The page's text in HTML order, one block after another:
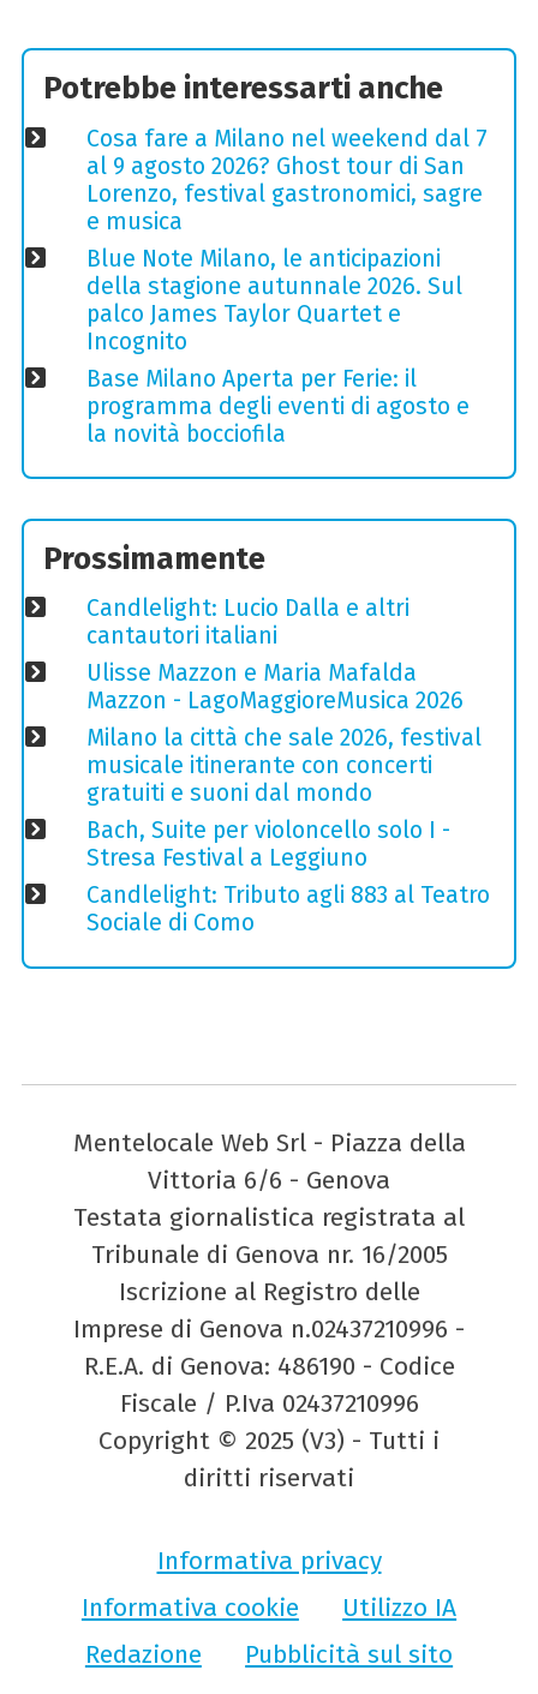
Potrebbe interessarti anche
Cosa fare a Milano nel weekend dal 7
al 9 agosto 2026? Ghost tour di San
Lorenzo, festival gastronomici, sagre
e musica
Blue Note Milano, le anticipazioni
della stagione autunnale 2026. Sul
palco James Taylor Quartet e
Incognito
Base Milano Aperta per Ferie: il
programma degli eventi di agosto e
la novità bocciofila
Prossimamente
Candlelight: Lucio Dalla e altri
cantautori italiani
Ulisse Mazzon e Maria Mafalda
Mazzon - LagoMaggioreMusica 2026
Milano la città che sale 2026, festival
musicale itinerante con concerti
gratuiti e suoni dal mondo
Bach, Suite per violoncello solo I -
Stresa Festival a Leggiuno
Candlelight: Tributo agli 883 al Teatro
Sociale di Como
Mentelocale Web Srl - Piazza della
Vittoria 6/6 - Genova
Testata giornalistica registrata al
Tribunale di Genova nr. 16/2005
Iscrizione al Registro delle
Imprese di Genova n.02437210996 -
R.E.A. di Genova: 486190 - Codice
Fiscale / P.Iva 02437210996
Copyright © 2025 (V3) - Tutti i
diritti riservati
Informativa privacy
Informativa cookie
Utilizzo IA
Redazione
Pubblicità sul sito